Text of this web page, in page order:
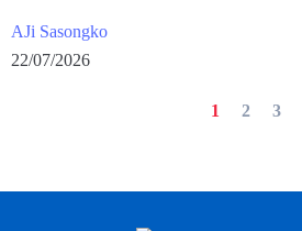
AJi Sasongko
22/07/2026
1 2 3